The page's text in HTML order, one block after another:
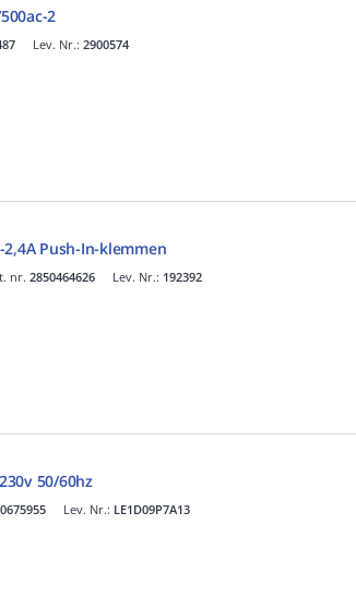
2
Lev. Nr.: 2900574
Push-In-klemmen
nr. 2850464626 Lev. Nr.: 192392
50/60hz
Lev. Nr.: LE1D09P7A13